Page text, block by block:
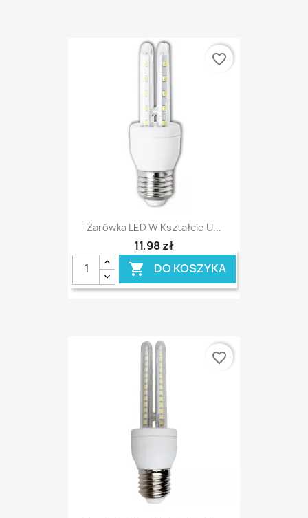
Żarówka LED W Kształcie U...
11,98 zł
 DO KOSZYKA
favorite_border
favorite_border